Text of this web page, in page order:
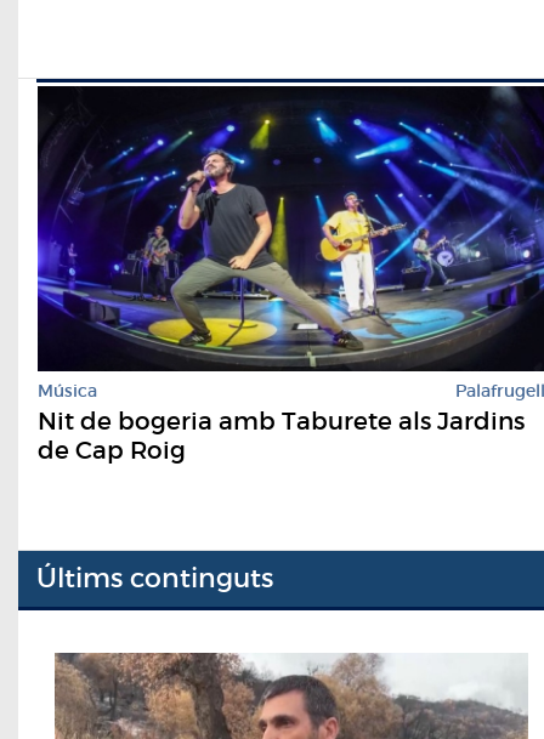
Música Palafrugell
Nit de bogeria amb Taburete als Jardins
de Cap Roig
Últims continguts